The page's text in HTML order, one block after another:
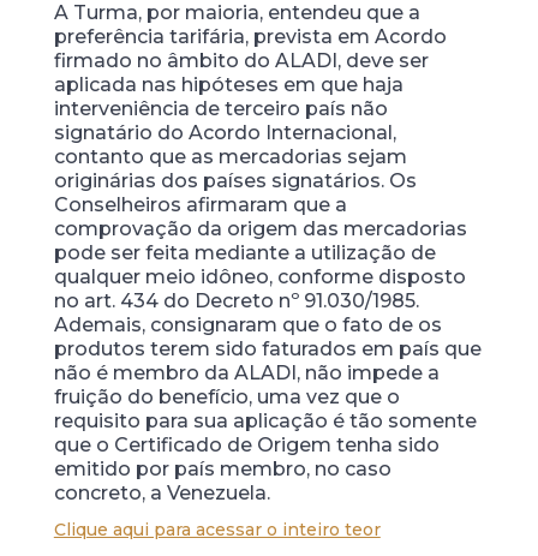
A Turma, por maioria, entendeu que a
preferência tarifária, prevista em Acordo
firmado no âmbito do ALADI, deve ser
aplicada nas hipóteses em que haja
interveniência de terceiro país não
signatário do Acordo Internacional,
contanto que as mercadorias sejam
originárias dos países signatários. Os
Conselheiros afirmaram que a
comprovação da origem das mercadorias
pode ser feita mediante a utilização de
qualquer meio idôneo, conforme disposto
no art. 434 do Decreto nº 91.030/1985.
Ademais, consignaram que o fato de os
produtos terem sido faturados em país que
não é membro da ALADI, não impede a
fruição do benefício, uma vez que o
requisito para sua aplicação é tão somente
que o Certificado de Origem tenha sido
emitido por país membro, no caso
concreto, a Venezuela.
Clique aqui para acessar o inteiro teor